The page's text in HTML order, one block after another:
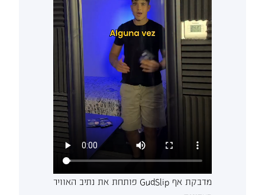
מדבקת אף GudSlip פותחת את נתיב האוויר